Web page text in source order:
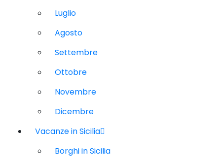
Luglio
Agosto
Settembre
Ottobre
Novembre
Dicembre
Vacanze in Sicilia
Borghi in Sicilia